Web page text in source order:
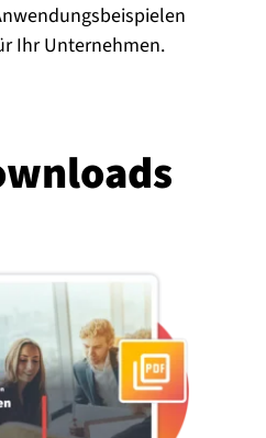
Ihr Unternehmen.